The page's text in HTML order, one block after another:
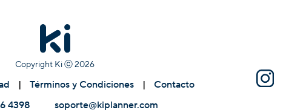
Copyright Ki ⓒ2026
| Términos y Condiciones |
Contacto
4398
soporte@kiplanner.com